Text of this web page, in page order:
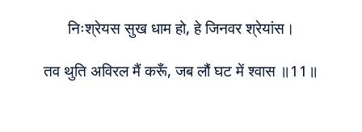
निःश्रेयससुख धाम हो, हे जिनवर श्रेयांस।
तवथुति अविरल मैं करूँ, जब लौं घट में श्वास ॥11॥